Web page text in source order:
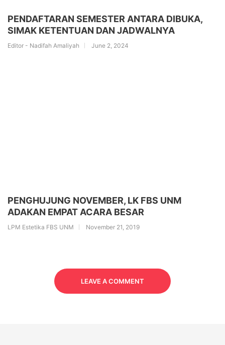
PENDAFTARAN SEMESTER ANTARA DIBUKA,
SIMAK KETENTUAN DAN JADWALNYA
Editor - Nadifah Amaliyah June 2, 2024
PENGHUJUNG NOVEMBER, LK FBS UNM
ADAKAN EMPAT ACARA BESAR
LPM Estetika FBS UNM November 21, 2019
LEAVE A COMMENT